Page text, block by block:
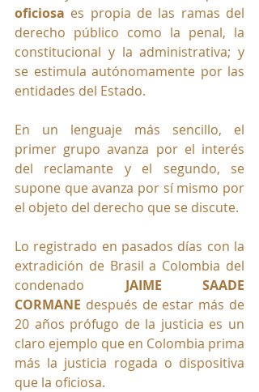
oficiosa es propia de las ramas del
derecho público como la penal, la
constitucional y la administrativa; y
se estimula autónomamente por las
entidades del Estado.
En un lenguaje más sencillo, el
primer grupo avanza por el interés
del reclamante y el segundo, se
supone que avanza por sí mismo por
el objeto del derecho que se discute.
Lo registrado en pasados días con la
extradición de Brasil a Colombia del
condenado JAIME SAADE
CORMANE después de estar más de
20 años prófugo de la justicia es un
claro ejemplo que en Colombia prima
más la justicia rogada o dispositiva
que la oficiosa.